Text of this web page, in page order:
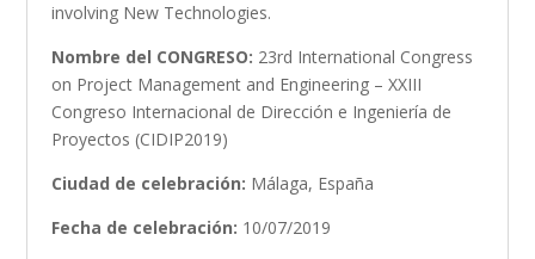
involving New Technologies.
Nombre del CONGRESO: 23rd International Congress
on Project Management and Engineering – XXIII
Congreso Internacional de Dirección e Ingeniería de
Proyectos (CIDIP2019)
Ciudad de celebración: Málaga, España
Fecha de celebración: 10/07/2019